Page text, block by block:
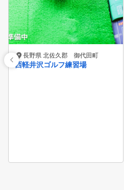
長野県 北佐久郡 御代田町
西軽井沢ゴルフ練習場